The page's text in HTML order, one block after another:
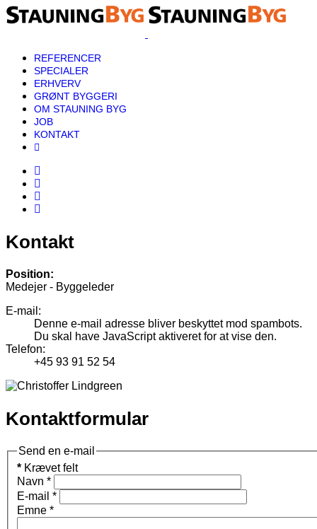
REFERENCER
SPECIALER
ERHVERV
GRØNT BYGGERI
OM STAUNING BYG
JOB
KONTAKT
Kontakt
Position:
Medejer - Byggeleder
E-mail:
Denne e-mail adresse bliver beskyttet mod spambots.
Du skal have JavaScript aktiveret for at vise den.
Telefon:
+45 93 91 52 54
Kontaktformular
Send en e-mail
* Krævet felt
Navn *
E-mail *
Emne *